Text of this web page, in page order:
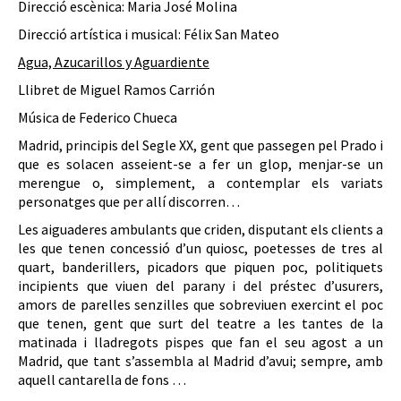
Direcció escènica: Maria José Molina
Direcció artística i musical: Félix San Mateo
Agua, Azucarillos y Aguardiente
Llibret de Miguel Ramos Carrión
Música de Federico Chueca
Madrid, principis del Segle XX, gent que passegen pel Prado i
que es solacen asseient-se a fer un glop, menjar-se un
merengue o, simplement, a contemplar els variats
personatges que per allí discorren…
Les aiguaderes ambulants que criden, disputant els clients a
les que tenen concessió d’un quiosc, poetesses de tres al
quart, banderillers, picadors que piquen poc, politiquets
incipients que viuen del parany i del préstec d’usurers,
amors de parelles senzilles que sobreviuen exercint el poc
que tenen, gent que surt del teatre a les tantes de la
matinada i lladregots pispes que fan el seu agost a un
Madrid, que tant s’assembla al Madrid d’avui; sempre, amb
aquell cantarella de fons …